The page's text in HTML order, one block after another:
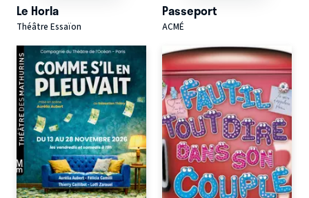
Le Horla
Théâtre Essaïon
Passeport
ACMÉ